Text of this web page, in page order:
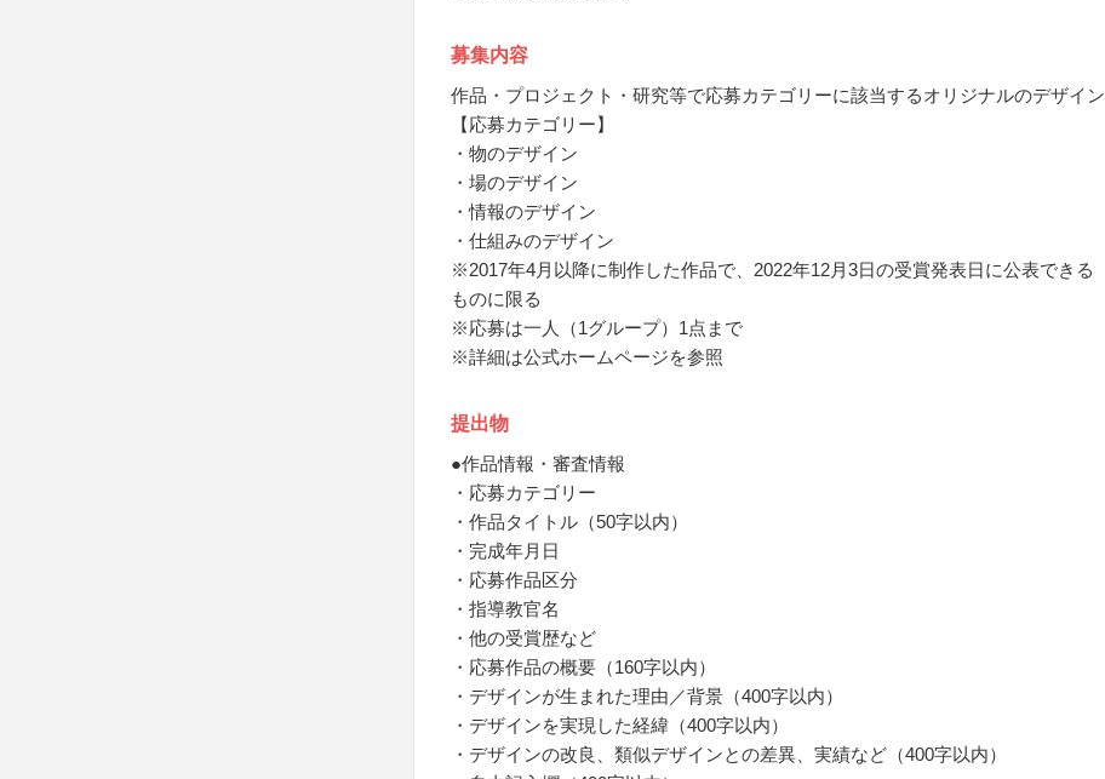
募集内容
作品・プロジェクト・研究等で応募カテゴリーに該当するオリジナルのデザイン
【応募カテゴリー】
・物のデザイン
・場のデザイン
・情報のデザイン
・仕組みのデザイン
※2017年4月以降に制作した作品で、2022年12月3日の受賞発表日に公表できる
ものに限る
※応募は一人（1グループ）1点まで
※詳細は公式ホームページを参照
提出物
●作品情報・審査情報
・応募カテゴリー
・作品タイトル（50字以内）
・完成年月日
・応募作品区分
・指導教官名
・他の受賞歴など
・応募作品の概要（160字以内）
・デザインが生まれた理由／背景（400字以内）
・デザインを実現した経緯（400字以内）
・デザインの改良、類似デザインとの差異、実績など（400字以内）